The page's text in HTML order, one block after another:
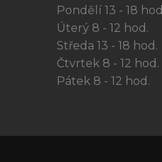
Pondělí 13 - 18
Úterý 8 - 12 hod.
Středa 13 - 18 hod.
Čtvrtek 8 - 12 hod.
Pátek 8 - 12 hod.